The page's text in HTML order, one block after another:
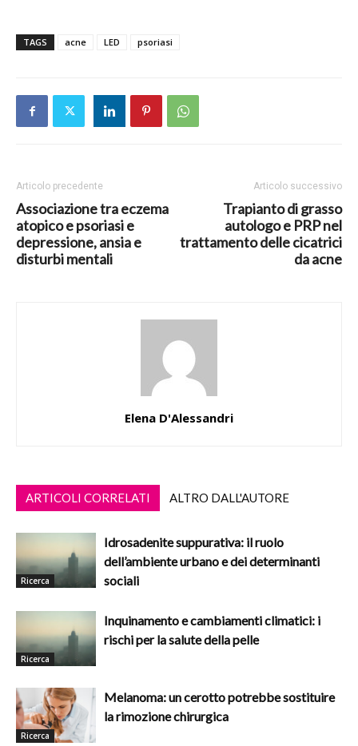
TAGS acne LED psoriasi
Articolo precedente
Associazione tra eczema
atopico e psoriasi e
depressione, ansia e
disturbi mentali
Articolo successivo
Trapianto di grasso
autologo e PRP nel
trattamento delle cicatrici
da acne
Elena D'Alessandri
ARTICOLI CORRELATI ALTRO DALL'AUTORE
Ricerca
Idrosadenite suppurativa: il ruolo
dell’ambiente urbano e dei determinanti
sociali
Ricerca
Inquinamento e cambiamenti climatici: i
rischi per la salute della pelle
Ricerca
Melanoma: un cerotto potrebbe sostituire
la rimozione chirurgica